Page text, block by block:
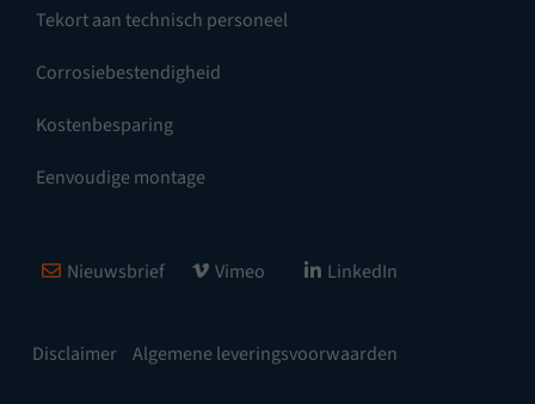
Tekort aan technisch personeel
Corrosiebestendigheid
Kostenbesparing
Eenvoudige montage
Disclaimer Algemene leveringsvoorwaarden
Nieuwsbrief Vimeo LinkedIn